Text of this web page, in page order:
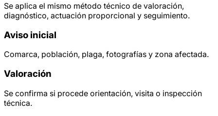
Se aplica el mismo método técnico de valoración,
diagnóstico, actuación proporcional y seguimiento.
Aviso inicial
Comarca, población, plaga, fotografías y zona afectada.
Valoración
Se confirma si procede orientación, visita o inspección
técnica.